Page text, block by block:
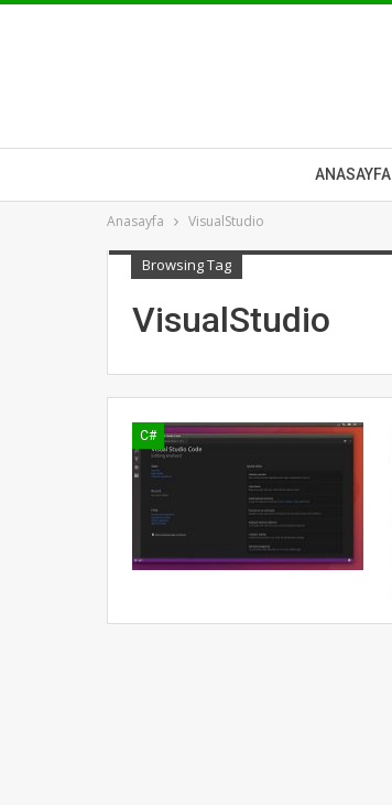
ANASAYFA
Anasayfa VisualStudio
Browsing Tag
VisualStudio
C#